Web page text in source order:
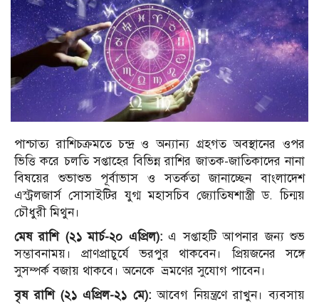
পাশ্চাত্য রাশিচক্রমতে চন্দ্র ও অন্যান্য গ্রহগত অবস্থানের ওপর
ভিত্তি করে চলতি সপ্তাহের বিভিন্ন রাশির জাতক-জাতিকাদের নানা
বিষয়ের শুভাশুভ পূর্বাভাস ও সতর্কতা জানাচ্ছেন বাংলাদেশ
এস্ট্রলজার্স সোসাইটির যুগ্ম মহাসচিব জ্যোতিষশাস্ত্রী ড. চিন্ময়
চৌধুরী মিথুন।
মেষ রাশি (২১ মার্চ-২০ এপ্রিল):এ সপ্তাহটি আপনার জন্য শুভ
সম্ভাবনাময়। প্রাণপ্রাচুর্যে ভরপুর থাকবেন। প্রিয়জনের সঙ্গে
সুসম্পর্ক বজায় থাকবে। অনেকে ভ্রমণের সুযোগ পাবেন।
বৃষ রাশি (২১ এপ্রিল-২১ মে):আবেগ নিয়ন্ত্রণে রাখুন। ব্যবসায়